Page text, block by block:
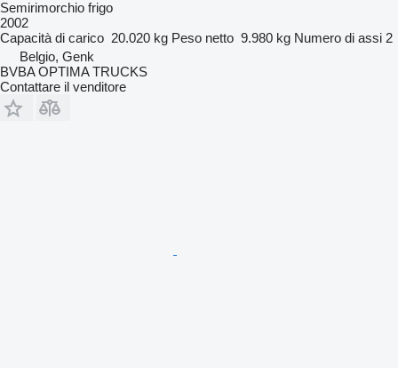
Semirimorchio frigo
2002
Capacità di carico 20.020 kg Peso netto 9.980 kg Numero di assi 2
Belgio, Genk
BVBA OPTIMA TRUCKS
Contattare il venditore